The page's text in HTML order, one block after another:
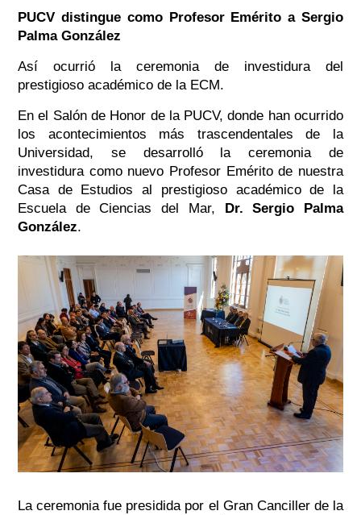
PUCV distingue como Profesor Emérito a Sergio
Palma González
Así ocurrió la ceremonia de investidura del
prestigioso académico de la ECM.
En el Salón de Honor de la PUCV, donde han ocurrido
los acontecimientos más trascendentales de la
Universidad, se desarrolló la ceremonia de
investidura como nuevo Profesor Emérito de nuestra
Casa de Estudios al prestigioso académico de la
Escuela de Ciencias del Mar,
Dr. Sergio Palma
González.
La ceremonia fue presidida por el Gran Canciller de la